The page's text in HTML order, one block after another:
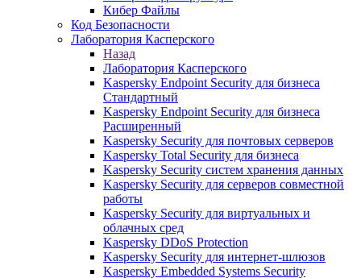
Кибер Файлы
Код Безопасности
Лаборатория Касперского
Назад
Лаборатория Касперского
Kaspersky Endpoint Security для бизнеса
Стандартный
Kaspersky Endpoint Security для бизнеса
Расширенный
Kaspersky Security для почтовых серверов
Kaspersky Total Security для бизнеса
Kaspersky Security систем хранения данных
Kaspersky Security для серверов совместной
работы
Kaspersky Security для виртуальных и
облачных сред
Kaspersky DDoS Protection
Kaspersky Security для интернет-шлюзов
Kaspersky Embedded Systems Security